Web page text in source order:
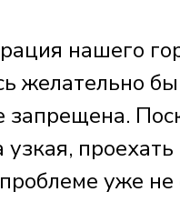
нашего
желательно
запрещена.
узкая,
уже не